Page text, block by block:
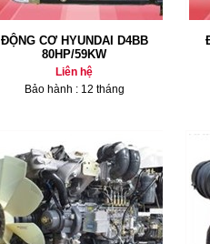
ĐỘNG CƠ HYUNDAI D4BB
80HP/59KW
Liên hệ
Bảo hành : 12 tháng